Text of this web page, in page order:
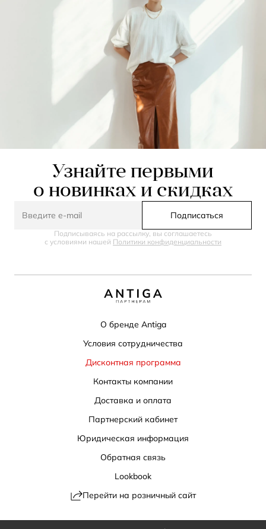
Узнайте первыми
о новинках и скидках
Подписаться
Подписываясь на рассылку, вы соглашаетесь
с условиями нашей Политики конфиденциальности
О бренде Antiga
Условия сотрудничества
Дисконтная программа
Контакты компании
Доставка и оплата
Партнерский кабинет
Юридическая информация
Обратная связь
Lookbook
Перейти на розничный сайт
Политика конфиденциальности